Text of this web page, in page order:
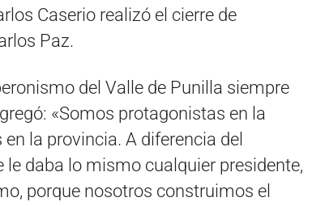
Caserio realizó el cierre de
Paz.
del Valle de Punilla siempre
«Somos protagonistas en la
la provincia. A diferencia del
daba lo mismo cualquier presidente,
porque nosotros construimos el